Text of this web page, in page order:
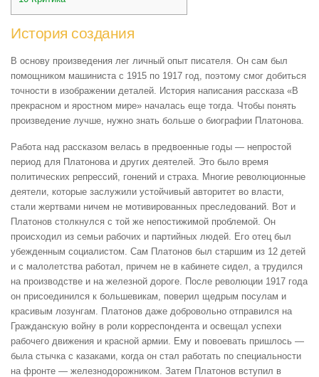
История создания
В основу произведения лег личный опыт писателя. Он сам был
помощником машиниста с 1915 по 1917 год, поэтому смог добиться
точности в изображении деталей. История написания рассказа «В
прекрасном и яростном мире» началась еще тогда. Чтобы понять
произведение лучше, нужно знать больше о биографии Платонова.
Работа над рассказом велась в предвоенные годы — непростой
период для Платонова и других деятелей. Это было время
политических репрессий, гонений и страха. Многие революционные
деятели, которые заслужили устойчивый авторитет во власти,
стали жертвами ничем не мотивированных преследований. Вот и
Платонов столкнулся с той же непостижимой проблемой. Он
происходил из семьи рабочих и партийных людей. Его отец был
убежденным социалистом. Сам Платонов был старшим из 12 детей
и с малолетства работал, причем не в кабинете сидел, а трудился
на производстве и на железной дороге. После революции 1917 года
он присоединился к большевикам, поверил щедрым посулам и
красивым лозунгам. Платонов даже добровольно отправился на
Гражданскую войну в роли корреспондента и освещал успехи
рабочего движения и красной армии. Ему и повоевать пришлось —
была стычка с казаками, когда он стал работать по специальности
на фронте — железнодорожником. Затем Платонов вступил в